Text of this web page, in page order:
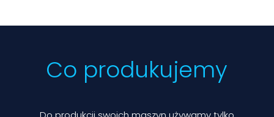
Co produkujemy